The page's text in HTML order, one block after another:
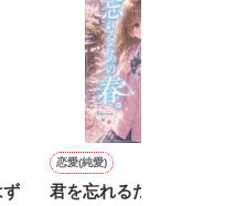
ず
恋愛(純愛)
君を忘れるための春。